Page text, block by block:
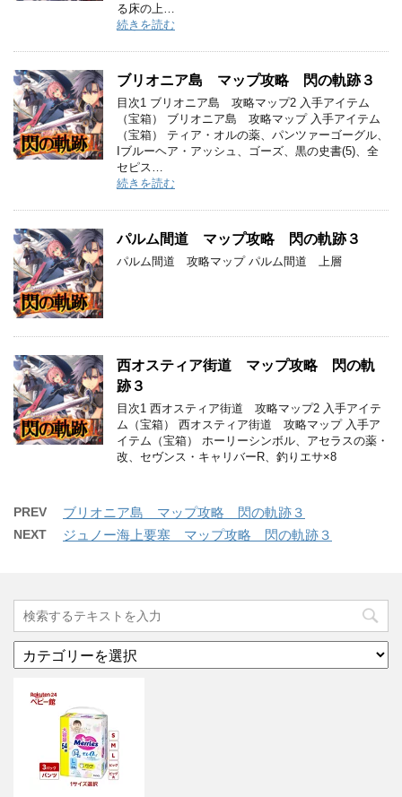
る床の上…
続きを読む
ブリオニア島 マップ攻略 閃の軌跡３
目次1 ブリオニア島 攻略マップ2 入手アイテム
（宝箱） ブリオニア島 攻略マップ 入手アイテム
（宝箱） ティア・オルの薬、パンツァーゴーグル、
Iブルーヘア・アッシュ、ゴーズ、黒の史書(5)、全
セピス…
続きを読む
パルム間道 マップ攻略 閃の軌跡３
パルム間道 攻略マップ パルム間道 上層
西オスティア街道 マップ攻略 閃の軌
跡３
目次1 西オスティア街道 攻略マップ2 入手アイテ
ム（宝箱） 西オスティア街道 攻略マップ 入手ア
イテム（宝箱） ホーリーシンボル、アセラスの薬・
改、セヴンス・キャリバーR、釣りエサ×8
PREV ブリオニア島 マップ攻略 閃の軌跡３
NEXT ジュノー海上要塞 マップ攻略 閃の軌跡３
テ